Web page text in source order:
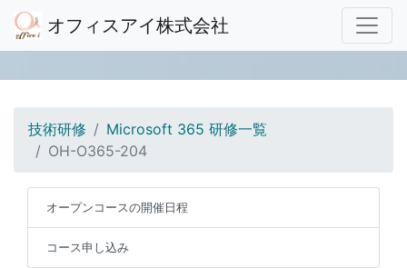
オフィスアイ株式会社
技術研修
Microsoft 365 研修一覧
OH-O365-204
オープンコースの開催日程
コース申し込み